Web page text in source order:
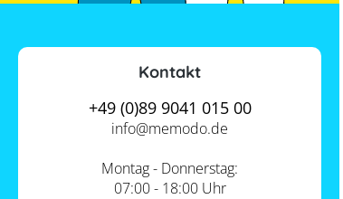
Kontakt
+49 (0)89 9041 015 00
info@memodo.de
Montag - Donnerstag:
07:00 - 18:00 Uhr